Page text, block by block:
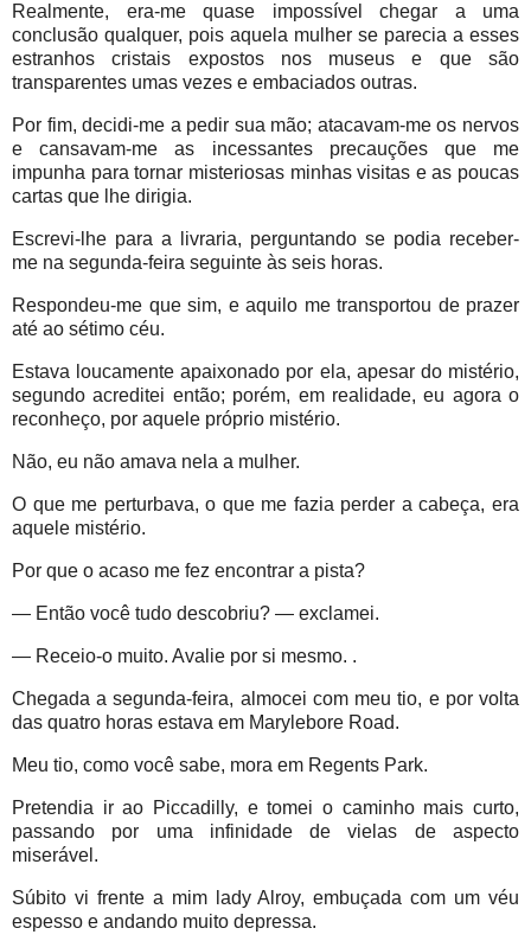
Realmente, era-me quase impossível chegar a uma
conclusão qualquer, pois aquela mulher se parecia a esses
estranhos cristais expostos nos museus e que são
transparentes umas vezes e embaciados outras.
Por fim, decidi-me a pedir sua mão; atacavam-me os nervos
e cansavam-me as incessantes precauções que me
impunha para tornar misteriosas minhas visitas e as poucas
cartas que lhe dirigia.
Escrevi-lhe para a livraria, perguntando se podia receber-
me na segunda-feira seguinte às seis horas.
Respondeu-me que sim, e aquilo me transportou de prazer
até ao sétimo céu.
Estava loucamente apaixonado por ela, apesar do mistério,
segundo acreditei então; porém, em realidade, eu agora o
reconheço, por aquele próprio mistério.
Não, eu não amava nela a mulher.
O que me perturbava, o que me fazia perder a cabeça, era
aquele mistério.
Por que o acaso me fez encontrar a pista?
— Então você tudo descobriu? — exclamei.
— Receio-o muito. Avalie por si mesmo. .
Chegada a segunda-feira, almocei com meu tio, e por volta
das quatro horas estava em Marylebore Road.
Meu tio, como você sabe, mora em Regents Park.
Pretendia ir ao Piccadilly, e tomei o caminho mais curto,
passando por uma infinidade de vielas de aspecto
miserável.
Súbito vi frente a mim lady Alroy, embuçada com um véu
espesso e andando muito depressa.